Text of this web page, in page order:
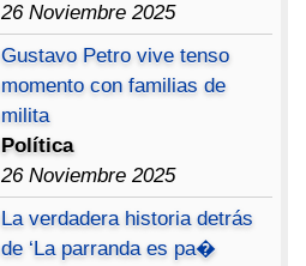
26 Noviembre 2025
Gustavo Petro vive tenso
momento con familias de
milita
Política
26 Noviembre 2025
La verdadera historia detrás
de ‘La parranda es pa�